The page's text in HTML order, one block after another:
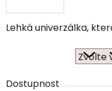
Lehká univerzálka,
Dostupnost